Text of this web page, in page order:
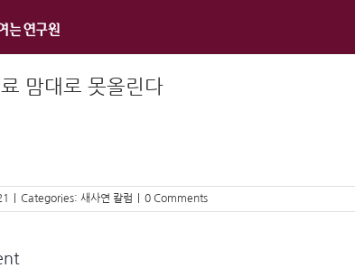
맘대로 못올린다
Categories: 새사연 칼럼 0 Comments